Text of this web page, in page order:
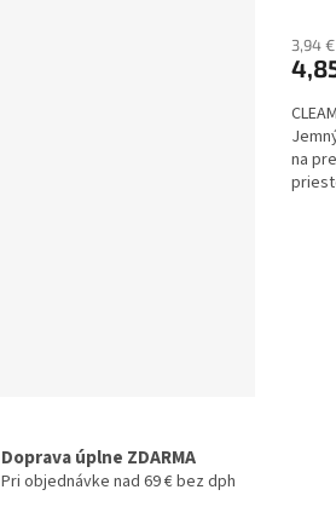
3,94
na
Doprava úplne ZDARMA
Pri objednávke nad 69 € bez dph